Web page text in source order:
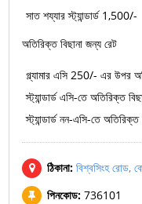
সাত শয্যার স্ট্যান্ডার্ড 1,500/-
অতিরিক্ত বিছানা জন্য রেট
গ্ল্যামার এসি 250/- এর উপর
স্ট্যান্ডার্ড এসি-তে অতিরিক্ত
স্ট্যান্ডার্ড নন-এসি-তে
ঠিকানা: বিশ্বসিংহ রোড,
পিনকোড: 736101